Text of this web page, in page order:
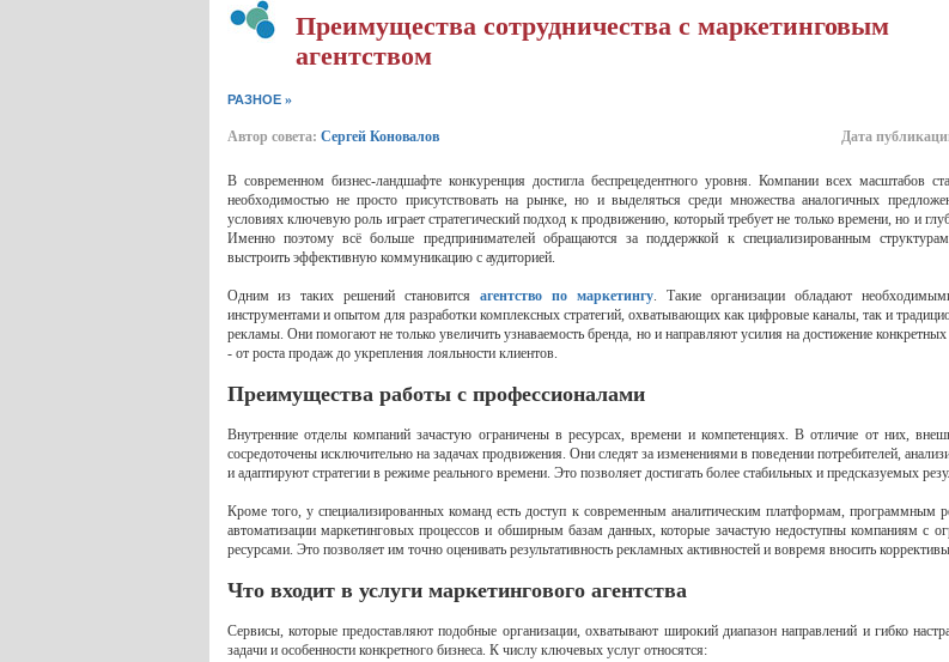
Преимущества сотрудничества с маркетинговым
агентством
РАЗНОЕ»
Автор совета: Сергей Коновалов Дата
В современном бизнес-ландшафте конкуренция достигла беспрецедентного уровня. Компании всех масштабов
необходимостью не просто присутствовать на рынке, но и выделяться среди множества аналогичных
условиях ключевую роль играет стратегический подход к продвижению, который требует не только времени, но и
Именно поэтому всё больше предпринимателей обращаются за поддержкой к специализированным
выстроить эффективную коммуникацию с аудиторией.
Одним из таких решений становитсяагентство по маркетингу. Такие организации обладают
инструментами и опытом для разработки комплексных стратегий, охватывающих как цифровые каналы, так и
рекламы. Они помогают не только увеличить узнаваемость бренда, но и направляют усилия на достижение конкретных
- от роста продаж до укрепления лояльности клиентов.
Преимущества работы с профессионалами
Внутренние отделы компаний зачастую ограничены в ресурсах, времени и компетенциях. В отличие от них,
сосредоточены исключительно на задачах продвижения. Они следят за изменениями в поведении потребителей,
и адаптируют стратегии в режиме реального времени. Это позволяет достигать более стабильных и предсказуемых
Кроме того, у специализированных команд есть доступ к современным аналитическим платформам, программным
автоматизации маркетинговых процессов и обширным базам данных, которые зачастую недоступны компаниям с
ресурсами. Это позволяет им точно оценивать результативность рекламных активностей и вовремя вносить
Что входит в услуги маркетингового агентства
Сервисы, которые предоставляют подобные организации, охватывают широкий диапазон направлений и гибко
задачи и особенности конкретного бизнеса. К числу ключевых услуг относятся: